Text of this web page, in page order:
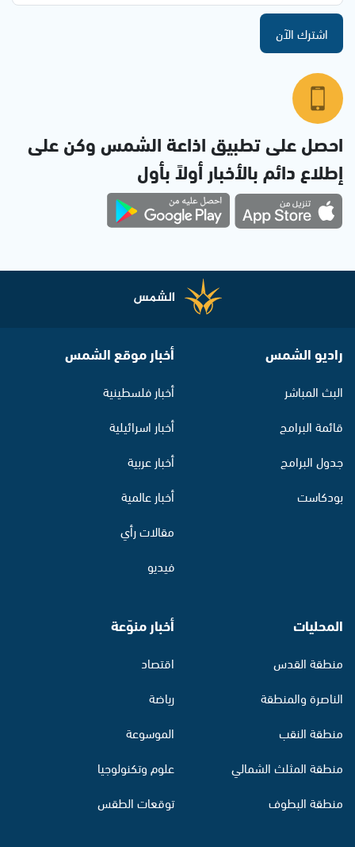
اشترك الآن
احصل على تطبيق اذاعة الشمس وكن على
إطلاع دائم بالأخبار أولاً بأول
راديو الشمس
البث المباشر
قائمة البرامج
جدول البرامج
بودكاست
أخبار موقع الشمس
أخبار فلسطينية
أخبار اسرائيلية
أخبار عربية
أخبار عالمية
مقالات رأي
فيديو
المحليات
منطقة القدس
الناصرة والمنطقة
منطقة النقب
منطقة المثلث الشمالي
منطقة البطوف
أخبار منوّعة
اقتصاد
رياضة
الموسوعة
علوم وتكنولوجيا
توقعات الطقس